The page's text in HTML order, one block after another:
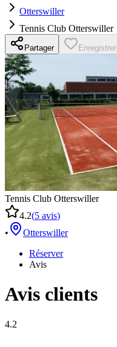
Otterswiller
Tennis Club Otterswiller
Partager Enregistrer
Tennis Club Otterswiller
4.2(5 avis)
•
Otterswiller
Réserver
Avis
Avis clients
4.2